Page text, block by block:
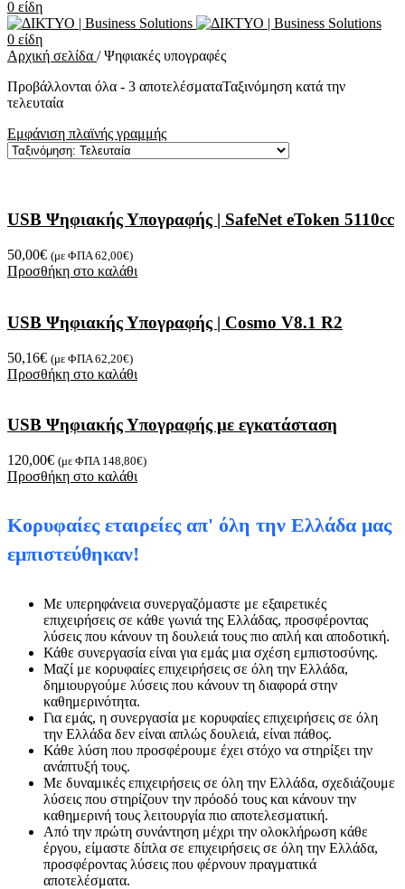
0 είδη
0 είδη
Αρχική σελίδα / Ψηφιακές υπογραφές
Προβάλλονται όλα - 3 αποτελέσματαΤαξινόμηση κατά την
τελευταία
Εμφάνιση πλαϊνής γραμμής
USB Ψηφιακής Υπογραφής | SafeNet eToken 5110cc
50,00€ (με ΦΠΑ62,00€)
Προσθήκη στο καλάθι
USB Ψηφιακής Υπογραφής | Cosmo V8.1 R2
50,16€ (με ΦΠΑ 62,20€)
Προσθήκη στο καλάθι
USB Ψηφιακής Υπογραφής με εγκατάσταση
120,00€ (με ΦΠΑ148,80€)
Προσθήκη στο καλάθι
Κορυφαίες εταιρείες απ' όλη την Ελλάδα μας
εμπιστεύθηκαν!
Με υπερηφάνεια συνεργαζόμαστε με εξαιρετικές
επιχειρήσεις σε κάθε γωνιά της Ελλάδας, προσφέροντας
λύσεις που κάνουν τη δουλειά τους πιο απλή και αποδοτική.
Κάθε συνεργασία είναι για εμάς μια σχέση εμπιστοσύνης.
Μαζί με κορυφαίες επιχειρήσεις σε όλη την Ελλάδα,
δημιουργούμε λύσεις που κάνουν τη διαφορά στην
καθημερινότητα.
Για εμάς, η συνεργασία με κορυφαίες επιχειρήσεις σε όλη
την Ελλάδα δεν είναι απλώς δουλειά, είναι πάθος.
Κάθε λύση που προσφέρουμε έχει στόχο να στηρίξει την
ανάπτυξή τους.
Με δυναμικές επιχειρήσεις σε όλη την Ελλάδα, σχεδιάζουμε
λύσεις που στηρίζουν την πρόοδό τους και κάνουν την
καθημερινή τους λειτουργία πιο αποτελεσματική.
Από την πρώτη συνάντηση μέχρι την ολοκλήρωση κάθε
έργου, είμαστε δίπλα σε επιχειρήσεις σε όλη την Ελλάδα,
προσφέροντας λύσεις που φέρνουν πραγματικά
αποτελέσματα.